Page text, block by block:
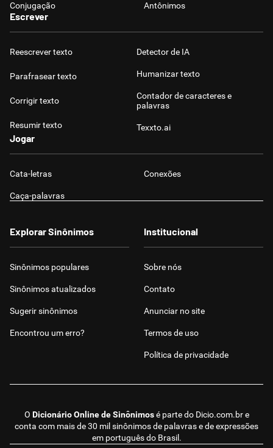
Conjugação Antônimos
Escrever
Reescrever texto
Parafrasear texto
Corrigir texto
Resumir texto
Detector de IA
Humanizar texto
Contador de caracteres e
palavras
Texxto.ai
Jogar
Cata-letras Conexões
Caça-palavras
O Dicionário Online de Sinônimosé parte do Dicio.com.bre
conta com mais de 30 mil sinônimos de palavras e de expressões
em português do Brasil.
Explorar Sinônimos
Sinônimos populares
Sinônimos atualizados
Sugerir sinônimos
Encontrou um erro?
Institucional
Sobre nós
Contato
Anunciar no site
Termos de uso
Política de privacidade